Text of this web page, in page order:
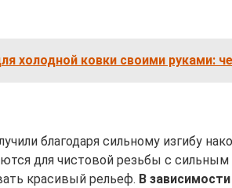
холодной ковки своими руками:
благодаря сильному изгибу
для чистовой резьбы с сильным
красивый рельеф. В